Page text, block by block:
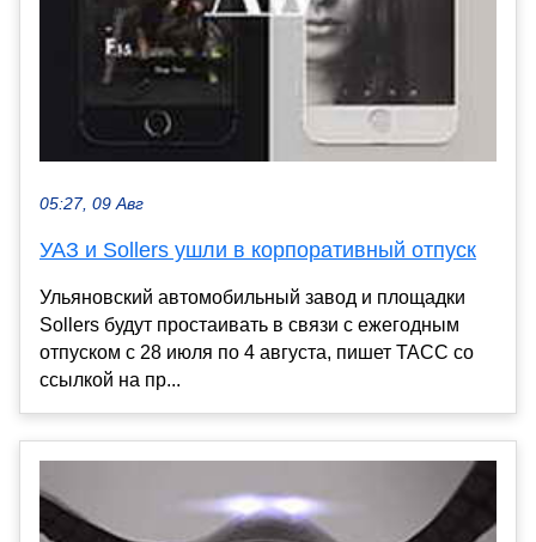
05:27, 09 Авг
УАЗ и Sollers ушли в корпоративный отпуск
Ульяновский автомобильный завод и площадки
Sollers будут простаивать в связи с ежегодным
отпуском с 28 июля по 4 августа, пишет ТАСС со
ссылкой на пр...